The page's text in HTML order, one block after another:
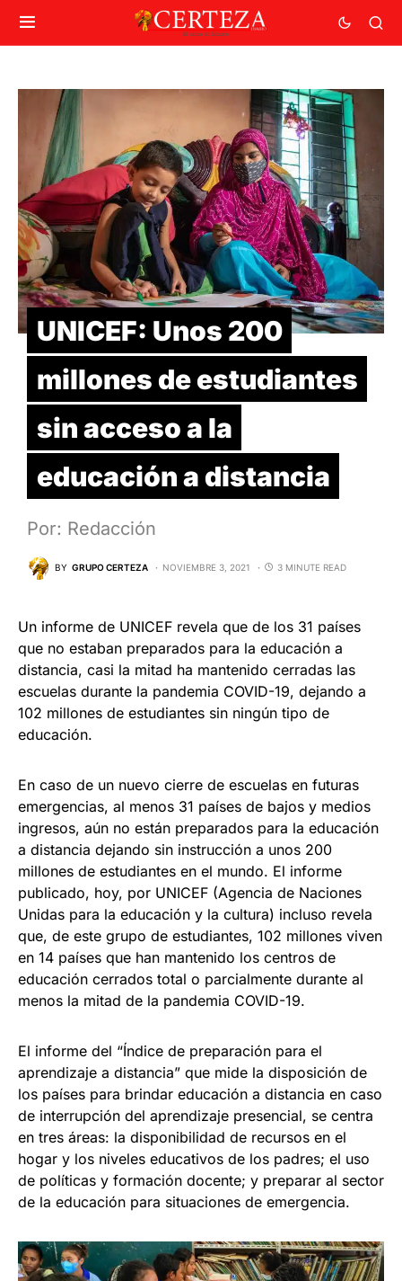
UNICEF: Unos 200
millones de estudiantes
sin acceso a la
educación a distancia
Por: Redacción
BY GRUPO CERTEZA NOVIEMBRE 3, 2021 3 MINUTE READ
Un informe de UNICEF revela que de los 31 países
que no estaban preparados para la educación a
distancia, casi la mitad ha mantenido cerradas las
escuelas durante la pandemia COVID-19, dejando a
102 millones de estudiantes sin ningún tipo de
educación.
En caso de un nuevo cierre de escuelas en futuras
emergencias, al menos 31 países de bajos y medios
ingresos, aún no están preparados para la educación
a distancia dejando sin instrucción a unos 200
millones de estudiantes en el mundo. El informe
publicado, hoy, por UNICEF (Agencia de Naciones
Unidas para la educación y la cultura) incluso revela
que, de este grupo de estudiantes, 102 millones viven
en 14 países que han mantenido los centros de
educación cerrados total o parcialmente durante al
menos la mitad de la pandemia COVID-19.
El informe del “Índice de preparación para el
aprendizaje a distancia” que mide la disposición de
los países para brindar educación a distancia en caso
de interrupción del aprendizaje presencial, se centra
en tres áreas: la disponibilidad de recursos en el
hogar y los niveles educativos de los padres; el uso
de políticas y formación docente; y preparar al sector
de la educación para situaciones de emergencia.